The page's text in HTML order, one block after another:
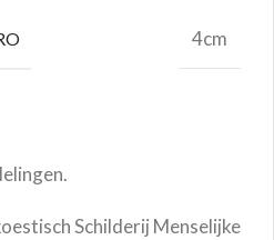
4cm
Schilderij Menselijke